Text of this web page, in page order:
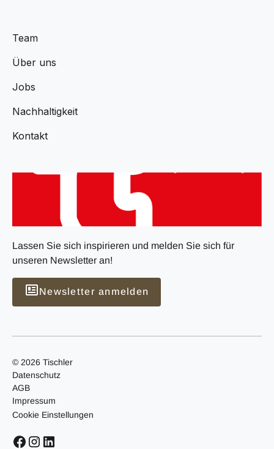
Team
Über uns
Jobs
Nachhaltigkeit
Kontakt
Lassen Sie sich inspirieren und melden Sie sich für
unseren Newsletter an!
Newsletter anmelden
© 2026 Tischler
Datenschutz
AGB
Impressum
Cookie Einstellungen